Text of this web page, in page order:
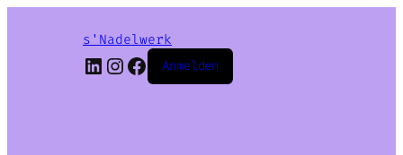
s'Nadelwerk
LinkedIn
Instagram
Facebook
Anmelden